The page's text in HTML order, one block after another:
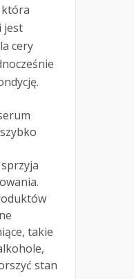
która
jest
cery
takie
stan